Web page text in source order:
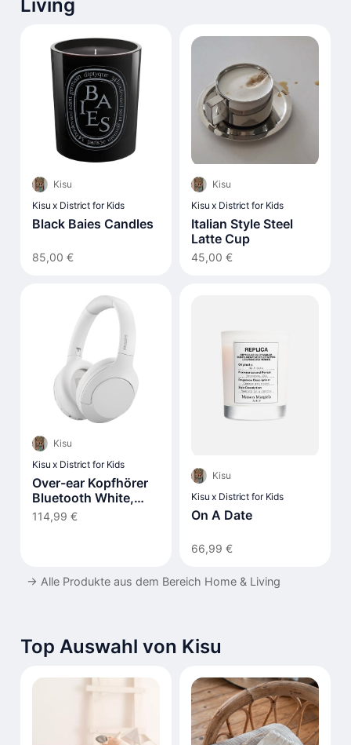
Living
Kisu
Kisu x District for Kids
Black Baies Candles
85,00 €
Kisu
Kisu x District for Kids
Italian Style Steel
Latte Cup
45,00 €
Kisu
Kisu x District for Kids
Over-ear Kopfhörer
Bluetooth White,
TAH8506WT/00
114,99 €
Kisu
Kisu x District for Kids
On A Date
66,99 €
→ Alle Produkte aus dem Bereich Home & Living
Top Auswahl von Kisu